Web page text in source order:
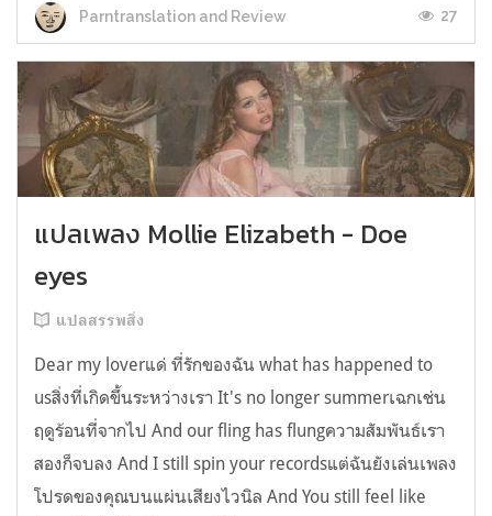
Parntranslation and Review 27
แปลเพลง Mollie Elizabeth - Doe
eyes
แปลสรรพสิ่ง
Dear my loverแด่ ที่รักของฉัน what has happened to
usสิ่งที่เกิดขึ้นระหว่างเรา It's no longer summerเฉกเช่น
ฤดูร้อนที่จากไป And our fling has flungความสัมพันธ์เรา
สองก็จบลง And I still spin your recordsแต่ฉันยังเล่นเพลง
โปรดของคุณบนแผ่นเสียงไวนิล And You still feel like